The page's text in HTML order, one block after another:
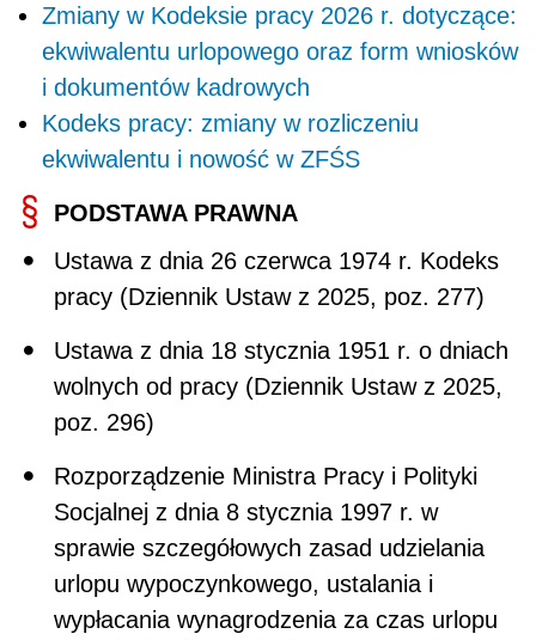
Zmiany w Kodeksie pracy 2026 r. dotyczące:
ekwiwalentu urlopowego oraz form wniosków
i dokumentów kadrowych
Kodeks pracy: zmiany w rozliczeniu
ekwiwalentu i nowość w ZFŚS
PODSTAWA PRAWNA
Ustawa z dnia 26 czerwca 1974 r. Kodeks
pracy (Dziennik Ustaw z 2025, poz. 277)
Ustawa z dnia 18 stycznia 1951 r. o dniach
wolnych od pracy (Dziennik Ustaw z 2025,
poz. 296)
Rozporządzenie Ministra Pracy i Polityki
Socjalnej z dnia 8 stycznia 1997 r. w
sprawie szczegółowych zasad udzielania
urlopu wypoczynkowego, ustalania i
wypłacania wynagrodzenia za czas urlopu